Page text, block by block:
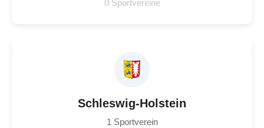
0 Sportvereine
Schleswig-Holstein
1 Sportverein